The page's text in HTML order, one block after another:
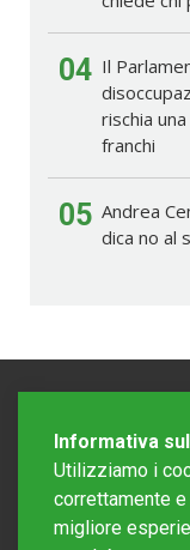
04 Il
rischia
franchi
05 Andrea
dica no al
Informativa
Utilizziamo i
correttamente
migliore